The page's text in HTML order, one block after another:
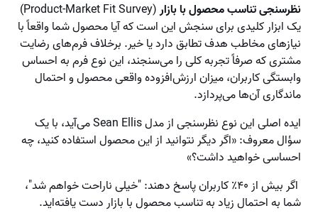
نظرسنجی تناسب محصول با بازار
(Product-Market Fit Survey)
یک ابزار کلیدی برای سنجش این است که آیا محصول شما واقعاً با
نیازهای مخاطب هدف تطابق دارد یا خیر. برخلاف فرم‌های رضایت
مشتری که صرفاً تجربه کلی را می‌سنجند، این نوع فرم به احساس
وابستگی کاربران، میزان ارزش‌افزوده واقعی محصول و احتمال
ماندگاری آن‌ها می‌پردازد.
ایده اصلی این نوع نظرسنجی از مدل Sean Ellis می‌آید، با یک
سؤال معروف: «اگر دیگر نتوانید از این محصول استفاده کنید، چه
احساسی خواهید داشت؟»
اگر بیش از ۴۰٪ کاربران پاسخ دهند: "خیلی ناراحت خواهم شد"،
شما به احتمال زیاد به تناسب محصول با بازار دست یافته‌اید.